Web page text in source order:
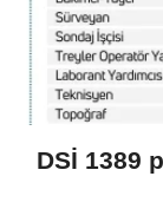
DSİ 1389